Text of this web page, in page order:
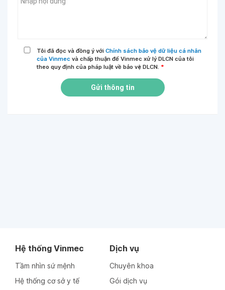
Tôi đã đọc và đồng ý với Chính sách bảo vệ dữ liệu cá nhân
của Vinmec và chấp thuận để Vinmec xử lý DLCN của tôi
theo quy định của pháp luật về bảo vệ DLCN. *
Gửi thông tin
Hệ thống Vinmec
Tầm nhìn sứ mệnh
Hệ thống cơ sở y tế
Dịch vụ
Chuyên khoa
Gói dịch vụ